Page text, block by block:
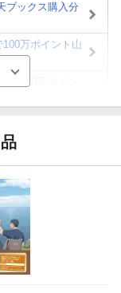
ブックス購入分
100万ポイント山
で10万ポイン
SIM（3GB/月プ
円OFFクーポン